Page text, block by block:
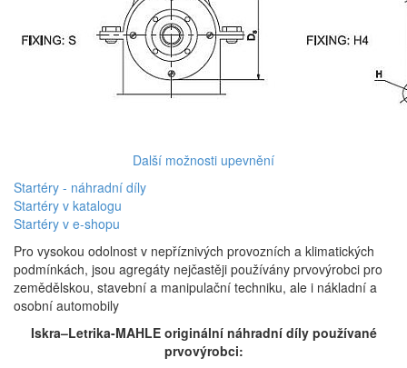
Další možnosti upevnění
Startéry - náhradní díly
Startéry v katalogu
Startéry v e-shopu
Pro vysokou odolnost v nepříznivých provozních a klimatických
podmínkách, jsou agregáty nejčastěji používány prvovýrobci pro
zemědělskou, stavební a manipulační techniku, ale i nákladní a
osobní automobily
Iskra–Letrika-MAHLE originální náhradní díly používané
prvovýrobci: